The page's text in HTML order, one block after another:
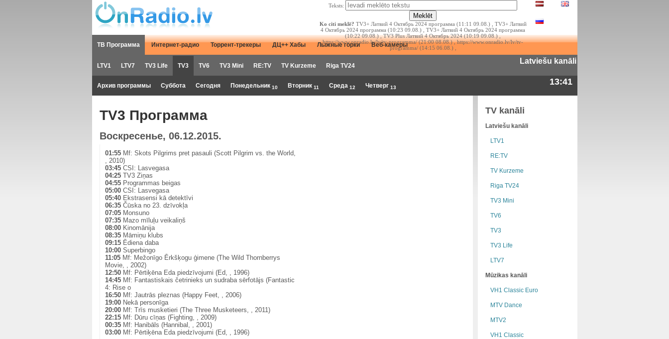
Teksts:
Ko citi meklē? TV3+ Латвий 4 Октябрь 2024 программа (11:11 09.08.) , TV3+ Латвий
4 Октябрь 2024 программа (10:23 09.08.) , TV3+ Латвий 4 Октябрь 2024 программа
(10:22 09.08.) , TV3 Plus Латвий 4 Октябрь 2024 (10:19 09.08.) ,
https://www.onradio.lv/lv/tv-programma/ (21:00 08.08.) , https://www.onradio.lv/lv/tv-
programma/ (14:15 06.08.) ,
ТВ Программа Интернет-радио Торрент-трекеры ДЦ++ Хабы Лыжные горки Веб-камеры
LTV1 LTV7 TV3 Life TV3 TV6 TV3 Mini RE:TV TV Kurzeme Riga TV24
Latviešu kanāli
Архив программы Суббота Сегодня Понедельник 10 Вторник 11 Среда 12 Четверг 13
13:41
TV3 Программа
Воскресенье, 06.12.2015.
01:55Mf: Skots Pilgrims pret pasauli (Scott Pilgrim vs. the World,
, 2010)
03:45CSI: Lasvegasa
04:25TV3 Ziņas
04:55Programmas beigas
05:00CSI: Lasvegasa
05:40Ekstrasensi kā detektīvi
06:35Čūska no 23. dzīvokļa
07:05Monsuno
07:35Mazo mīluļu veikaliņš
08:00Kinomānija
08:35Māmiņu klubs
09:15Ēdiena daba
10:00Superbingo
11:05Mf: Mežonīgo Ērkšķogu ģimene (The Wild Thornberrys
Movie, , 2002)
12:50Mf: Pērtiķēna Eda piedzīvojumi (Ed, , 1996)
14:45Mf: Fantastiskais četrinieks un sudraba sērfotājs (Fantastic
4: Rise o
16:50Mf: Jautrās pleznas (Happy Feet, , 2006)
19:00Nekā personīga
20:00Mf: Trīs musketieri (The Three Musketeers, , 2011)
22:15Mf: Dūru cīņas (Fighting, , 2009)
00:35Mf: Hanibāls (Hannibal, , 2001)
03:00Mf: Pērtiķēna Eda piedzīvojumi (Ed, , 1996)
TV kanāli
Latviešu kanāli
LTV1
RE:TV
TV Kurzeme
Riga TV24
TV3 Mini
TV6
TV3
TV3 Life
LTV7
Mūzikas kanāli
VH1 Classic Euro
MTV Dance
MTV2
VH1 Classic